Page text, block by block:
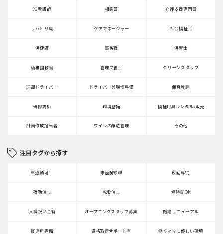
准看護師 相談員 介護支援専門員
リハビリ職 ケアマネージャー 社会福祉士
保健師 事務職 保育士
幼稚園教諭 管理栄養士 クリーンスタッフ
送迎ドライバー ドライバー兼環境整備 保育教諭
研修講師 環境整備 福祉用具レンタル/販売
計画作成担当者 ワインの醸造管理 その他
注目タグから探す
車通勤可！ 未経験歓迎 夜勤専従
夜勤無し 転勤無し 短時間OK
入職祝い金有 オープニングスタッフ募集 施設リニューアル
託児所完備 資格取得サポート有 働くママに優しい環境